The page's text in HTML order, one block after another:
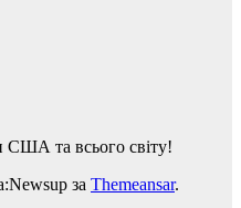
США та всього світу!
за Themeansar.